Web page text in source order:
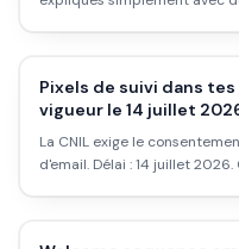
Pixels de suivi dans
vigueur le 14 juillet
La CNIL exige le
d'email. Délai : 14 juillet